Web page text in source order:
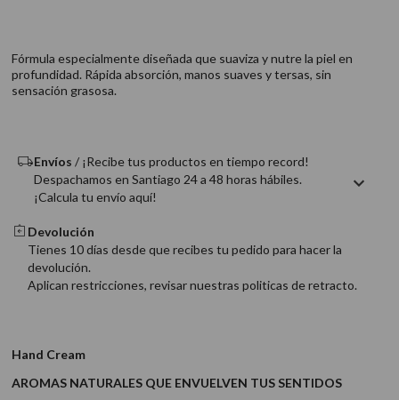
Fórmula especialmente diseñada que suaviza y nutre la piel en
profundidad. Rápida absorción, manos suaves y tersas, sin
sensación grasosa.
Envíos / ¡Recibe tus productos en tiempo record!
Despachamos en Santiago 24 a 48 horas hábiles.
¡Calcula tu envío aquí!
Devolución
Tienes 10 días desde que recibes tu pedido para hacer la
devolución.
Aplican restricciones, revisar nuestras politicas de retracto.
Hand Cream
AROMAS NATURALES QUE ENVUELVEN TUS SENTIDOS
9. acondicionador